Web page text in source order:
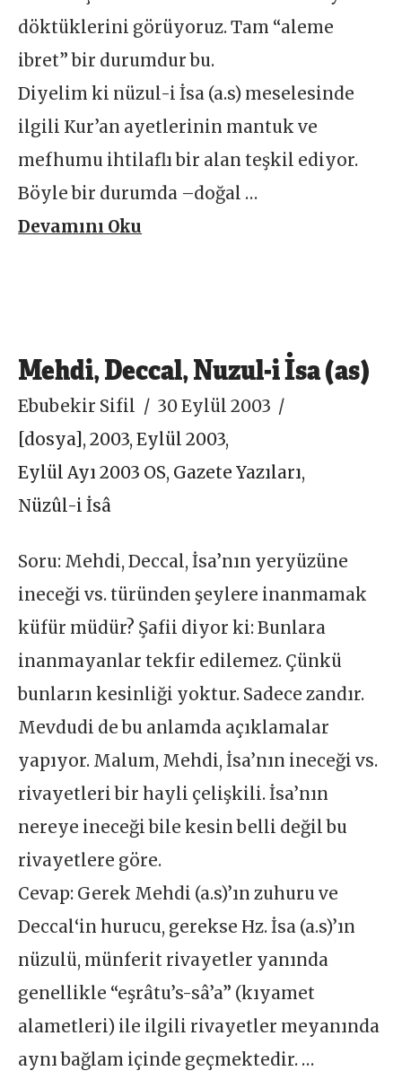
döktüklerini görüyoruz. Tam “aleme
ibret” bir durumdur bu.
Diyelim ki nüzul-i İsa (a.s) meselesinde
ilgili Kur’an ayetlerinin mantuk ve
mefhumu ihtilaflı bir alan teşkil ediyor.
Böyle bir durumda –doğal …
Devamını Oku
Mehdi, Deccal, Nuzul-i İsa (as)
Ebubekir Sifil
30 Eylül 2003
[dosya] ,2003,Eylül 2003,
Eylül Ayı 2003 OS, Gazete Yazıları,
Nüzûl-i İsâ
Soru: Mehdi, Deccal, İsa’nın yeryüzüne
ineceği vs. türünden şeylere inanmamak
küfür müdür? Şafii diyor ki: Bunlara
inanmayanlar tekfir edilemez. Çünkü
bunların kesinliği yoktur. Sadece zandır.
Mevdudi de bu anlamda açıklamalar
yapıyor. Malum, Mehdi, İsa’nın ineceği vs.
rivayetleri bir hayli çelişkili. İsa’nın
nereye ineceği bile kesin belli değil bu
rivayetlere göre.
Cevap: Gerek Mehdi (a.s)’ın zuhuru ve
Deccal‘in hurucu, gerekse Hz. İsa (a.s)’ın
nüzulü, münferit rivayetler yanında
genellikle “eşrâtu’s-sâ’a” (kıyamet
alametleri) ile ilgili rivayetler meyanında
aynı bağlam içinde geçmektedir. …